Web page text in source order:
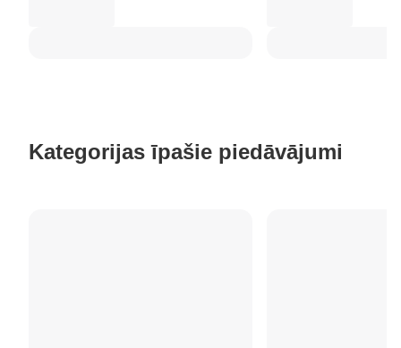
Kategorijas īpašie piedāvājumi